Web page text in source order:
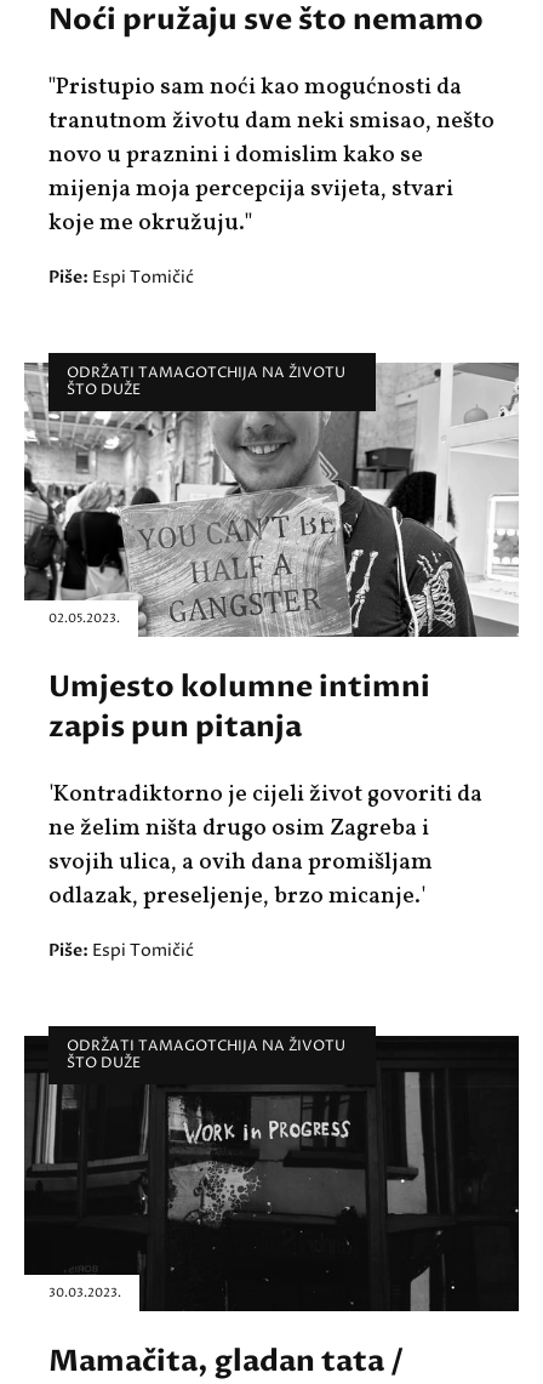
Noći pružaju sve što nemamo
"Pristupio sam noći kao mogućnosti da
tranutnom životu dam neki smisao, nešto
novo u praznini i domislim kako se
mijenja moja percepcija svijeta, stvari
koje me okružuju."
Piše: Espi Tomičić
ODRŽATI TAMAGOTCHIJA NA ŽIVOTU
ŠTO DUŽE
02.05.2023.
Umjesto kolumne intimni
zapis pun pitanja
'Kontradiktorno je cijeli život govoriti da
ne želim ništa drugo osim Zagreba i
svojih ulica, a ovih dana promišljam
odlazak, preseljenje, brzo micanje.'
Piše: Espi Tomičić
ODRŽATI TAMAGOTCHIJA NA ŽIVOTU
ŠTO DUŽE
30.03.2023.
Mamačita, gladan tata /